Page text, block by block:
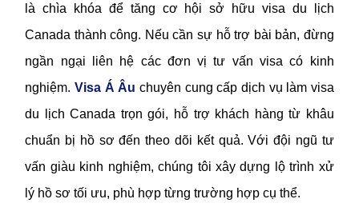
là chìa khóa để tăng cơ hội sở hữu visa du lịch
Canada thành công. Nếu cần sự hỗ trợ bài bản, đừng
ngần ngại liên hệ các đơn vị tư vấn visa có kinh
nghiệm. Visa Á Âu chuyên cung cấp dịch vụ làm visa
du lịch Canada trọn gói, hỗ trợ khách hàng từ khâu
chuẩn bị hồ sơ đến theo dõi kết quả. Với đội ngũ tư
vấn giàu kinh nghiệm, chúng tôi xây dựng lộ trình xử
lý hồ sơ tối ưu, phù hợp từng trường hợp cụ thể.